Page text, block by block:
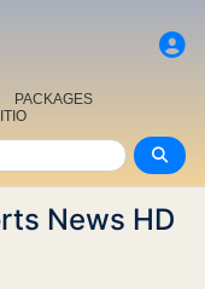
PACKAGES
News HD